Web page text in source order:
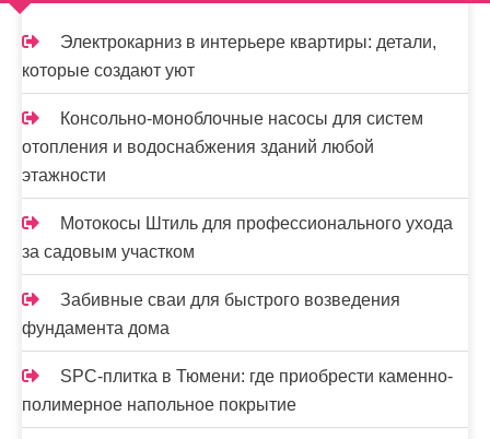
м
Электрокарниз в интерьере квартиры: детали,
которые создают уют
Консольно-моноблочные насосы для систем
отопления и водоснабжения зданий любой
этажности
Мотокосы Штиль для профессионального ухода
за садовым участком
Забивные сваи для быстрого возведения
фундамента дома
SPC-плитка в Тюмени: где приобрести каменно-
полимерное напольное покрытие